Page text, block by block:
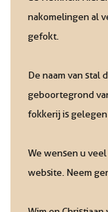
nakomelingen al
gefokt.
De naam van stal
geboortegrond
fokkerij is gelegen
We wensen u
website. Neem